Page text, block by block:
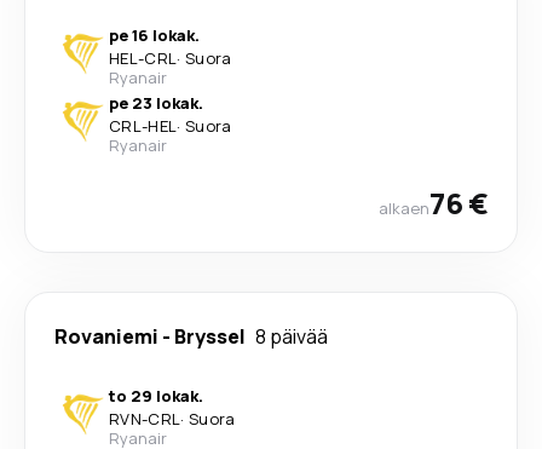
pe 16 lokak.
HEL-CRL· Suora
Ryanair
pe 23 lokak.
CRL-HEL· Suora
Ryanair
alkaen76 €
Rovaniemi - Bryssel 8 päivää
to 29 lokak.
RVN-CRL· Suora
Ryanair